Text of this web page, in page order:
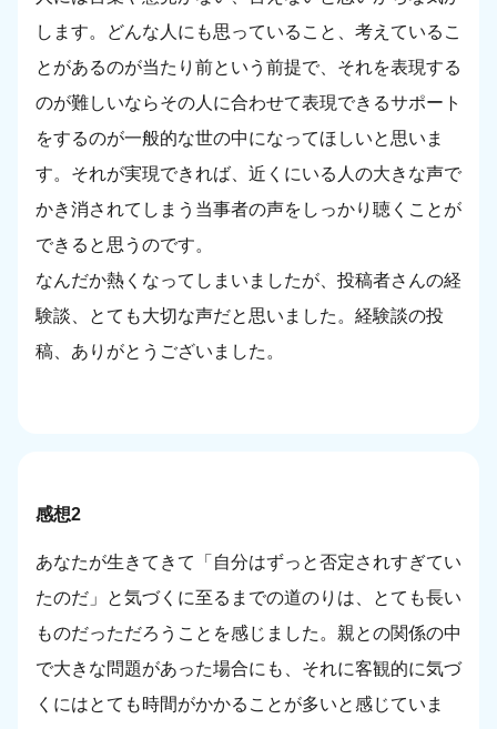
します。どんな人にも思っていること、考えているこ
とがあるのが当たり前という前提で、それを表現する
のが難しいならその人に合わせて表現できるサポート
をするのが一般的な世の中になってほしいと思いま
す。それが実現できれば、近くにいる人の大きな声で
かき消されてしまう当事者の声をしっかり聴くことが
できると思うのです。
なんだか熱くなってしまいましたが、投稿者さんの経
験談、とても大切な声だと思いました。経験談の投
稿、ありがとうございました。
感想2
あなたが生きてきて「自分はずっと否定されすぎてい
たのだ」と気づくに至るまでの道のりは、とても長い
ものだっただろうことを感じました。親との関係の中
で大きな問題があった場合にも、それに客観的に気づ
くにはとても時間がかかることが多いと感じていま